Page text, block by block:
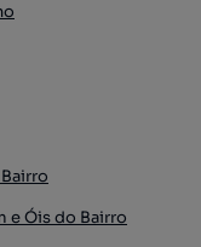
e Óis do Bairro